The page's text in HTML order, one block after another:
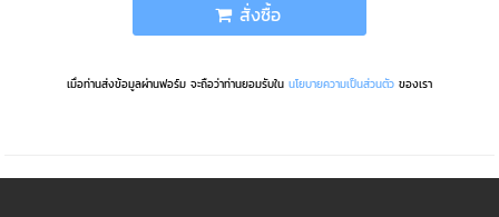
สั่งซื้อ
เมื่อท่านส่งข้อมูลผ่านฟอร์ม จะถือว่าท่านยอมรับใน นโยบายความเป็นส่วนตัว ของเรา